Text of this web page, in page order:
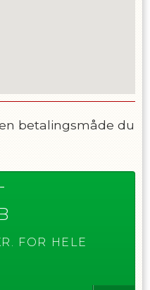
betalingsmåde du
FOR HELE